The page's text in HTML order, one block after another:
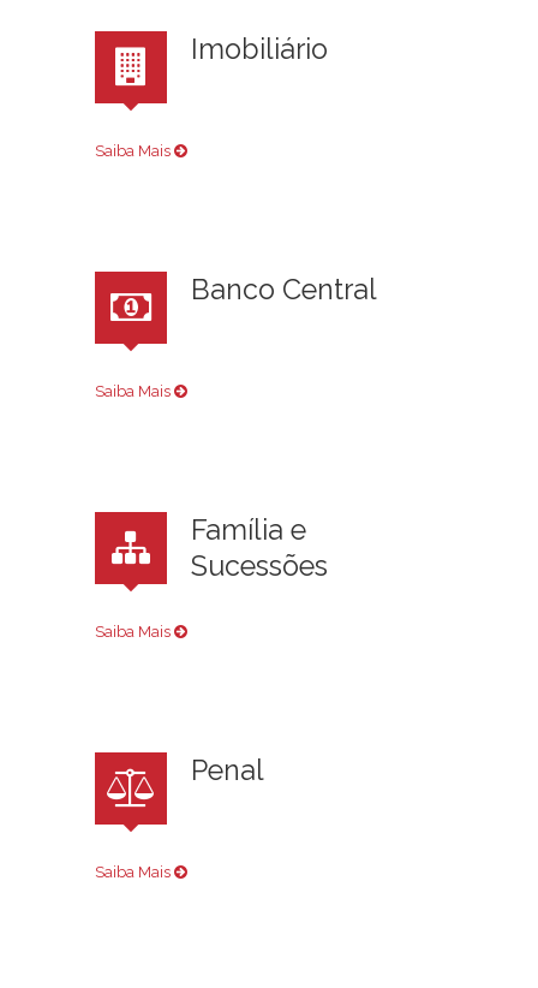
Imobiliário
Saiba Mais
Banco Central
Saiba Mais
Família e
Sucessões
Saiba Mais
Penal
Saiba Mais